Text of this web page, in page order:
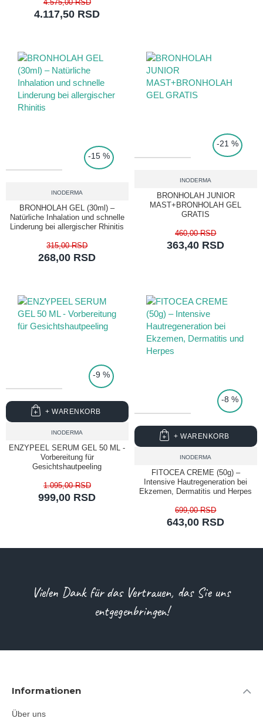
4.117,50 RSD
4.575,00 RSD
-15 %
INODERMA
BRONHOLAH GEL (30ml) –
Natürliche Inhalation und schnelle
Linderung bei allergischer Rhinitis
268,00 RSD
315,00 RSD
-21 %
INODERMA
BRONHOLAH JUNIOR
MAST+BRONHOLAH GEL
GRATIS
363,40 RSD
460,00 RSD
-9 %
INODERMA
ENZYPEEL SERUM GEL 50 ML -
Vorbereitung für
Gesichtshautpeeling
999,00 RSD
1.095,00 RSD
+ WARENKORB
TOP PRICE -8 %
INODERMA
FITOCEA CREME (50g) –
Intensive Hautregeneration bei
Ekzemen, Dermatitis und Herpes
643,00 RSD
699,00 RSD
+ WARENKORB
Vielen Dank für das Vertrauen, das Sie uns
entgegenbringen!
Informationen
Über uns